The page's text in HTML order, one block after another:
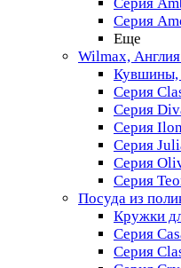
Серия
Еще
Wilmax, Англия
Кувшины,
Серия
Серия
Серия
Серия
Серия
Серия
Посуда из
Кружки
Серия
Серия